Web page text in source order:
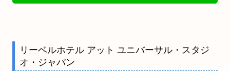
リーベルホテル アット ユニバーサル・スタジ
オ・ジャパン